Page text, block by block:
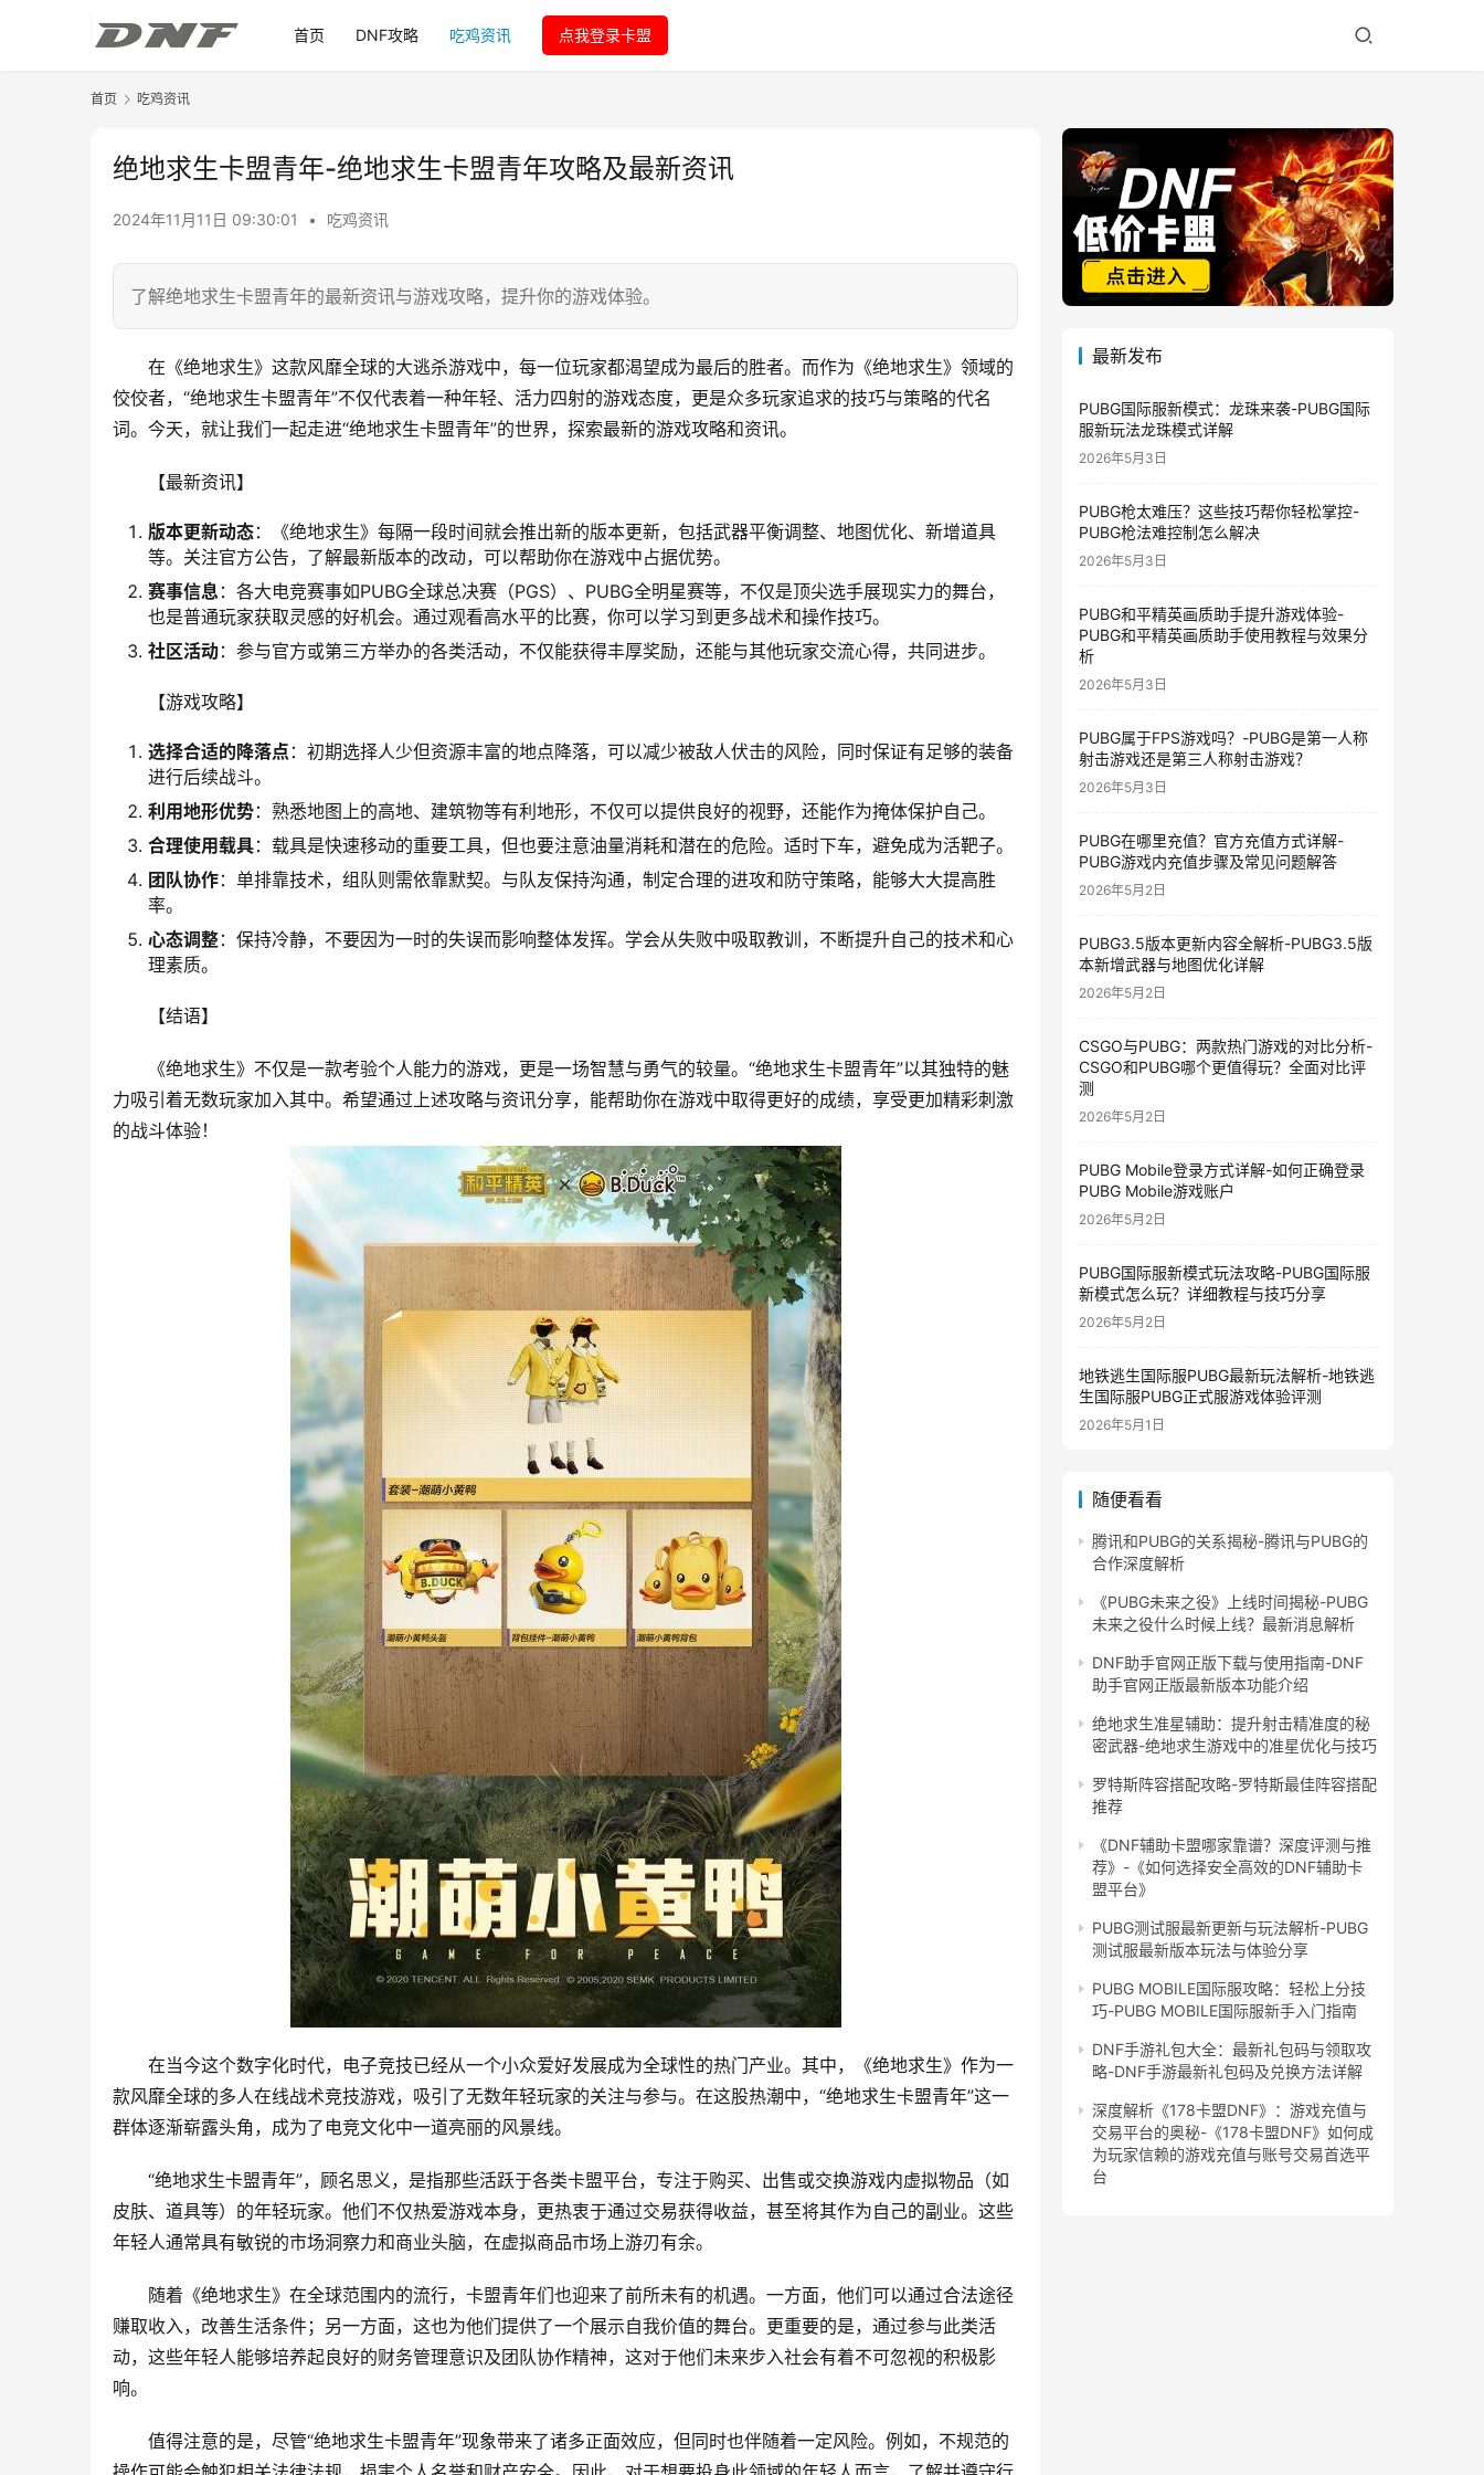
首页 DNF攻略 吃鸡资讯 点我登录卡盟
首页 吃鸡资讯
绝地求生卡盟青年-绝地求生卡盟青年攻略及最新资讯
2024年11月11日 09:30:01 • 吃鸡资讯
了解绝地求生卡盟青年的最新资讯与游戏攻略，提升你的游戏体验。
在《绝地求生》这款风靡全球的大逃杀游戏中，每一位玩家都渴望成为最后的胜者。而作为《绝地求生》领域的
佼佼者，“绝地求生卡盟青年”不仅代表着一种年轻、活力四射的游戏态度，更是众多玩家追求的技巧与策略的代名
词。今天，就让我们一起走进“绝地求生卡盟青年”的世界，探索最新的游戏攻略和资讯。
【最新资讯】
版本更新动态：《绝地求生》每隔一段时间就会推出新的版本更新，包括武器平衡调整、地图优化、新增道具
等。关注官方公告，了解最新版本的改动，可以帮助你在游戏中占据优势。
赛事信息：各大电竞赛事如PUBG全球总决赛（PGS）、PUBG全明星赛等，不仅是顶尖选手展现实力的舞台，
也是普通玩家获取灵感的好机会。通过观看高水平的比赛，你可以学习到更多战术和操作技巧。
社区活动：参与官方或第三方举办的各类活动，不仅能获得丰厚奖励，还能与其他玩家交流心得，共同进步。
【游戏攻略】
选择合适的降落点 ：初期选择人少但资源丰富的地点降落，可以减少被敌人伏击的风险，同时保证有足够的装备
进行后续战斗。
利用地形优势：熟悉地图上的高地、建筑物等有利地形，不仅可以提供良好的视野，还能作为掩体保护自己。
合理使用载具：载具是快速移动的重要工具，但也要注意油量消耗和潜在的危险。适时下车，避免成为活靶子。
团队协作：单排靠技术，组队则需依靠默契。与队友保持沟通，制定合理的进攻和防守策略，能够大大提高胜
率。
心态调整：保持冷静，不要因为一时的失误而影响整体发挥。学会从失败中吸取教训，不断提升自己的技术和心
理素质。
【结语】
《绝地求生》不仅是一款考验个人能力的游戏，更是一场智慧与勇气的较量。“绝地求生卡盟青年”以其独特的魅
力吸引着无数玩家加入其中。希望通过上述攻略与资讯分享，能帮助你在游戏中取得更好的成绩，享受更加精彩刺激
的战斗体验！
在当今这个数字化时代，电子竞技已经从一个小众爱好发展成为全球性的热门产业。其中，《绝地求生》作为一
款风靡全球的多人在线战术竞技游戏，吸引了无数年轻玩家的关注与参与。在这股热潮中，“绝地求生卡盟青年”这一
群体逐渐崭露头角，成为了电竞文化中一道亮丽的风景线。
“绝地求生卡盟青年”，顾名思义，是指那些活跃于各类卡盟平台，专注于购买、出售或交换游戏内虚拟物品（如
皮肤、道具等）的年轻玩家。他们不仅热爱游戏本身，更热衷于通过交易获得收益，甚至将其作为自己的副业。这些
年轻人通常具有敏锐的市场洞察力和商业头脑，在虚拟商品市场上游刃有余。
随着《绝地求生》在全球范围内的流行，卡盟青年们也迎来了前所未有的机遇。一方面，他们可以通过合法途径
赚取收入，改善生活条件；另一方面，这也为他们提供了一个展示自我价值的舞台。更重要的是，通过参与此类活
动，这些年轻人能够培养起良好的财务管理意识及团队协作精神，这对于他们未来步入社会有着不可忽视的积极影
响。
值得注意的是，尽管“绝地求生卡盟青年”现象带来了诸多正面效应，但同时也伴随着一定风险。例如，不规范的
最新发布
PUBG国际服新模式：龙珠来袭-PUBG国际
服新玩法龙珠模式详解
2026年5月3日
PUBG枪太难压？这些技巧帮你轻松掌控-
PUBG枪法难控制怎么解决
2026年5月3日
PUBG和平精英画质助手提升游戏体验-
PUBG和平精英画质助手使用教程与效果分
析
2026年5月3日
PUBG属于FPS游戏吗？-PUBG是第一人称
射击游戏还是第三人称射击游戏？
2026年5月3日
PUBG在哪里充值？官方充值方式详解-
PUBG游戏内充值步骤及常见问题解答
2026年5月2日
PUBG3.5版本更新内容全解析-PUBG3.5版
本新增武器与地图优化详解
2026年5月2日
CSGO与PUBG：两款热门游戏的对比分析-
CSGO和PUBG哪个更值得玩？全面对比评
测
2026年5月2日
PUBG Mobile登录方式详解-如何正确登录
PUBG Mobile游戏账户
2026年5月2日
PUBG国际服新模式玩法攻略-PUBG国际服
新模式怎么玩？详细教程与技巧分享
2026年5月2日
地铁逃生国际服PUBG最新玩法解析-地铁逃
生国际服PUBG正式服游戏体验评测
2026年5月1日
随便看看
腾讯和PUBG的关系揭秘-腾讯与PUBG的
合作深度解析
《PUBG未来之役》上线时间揭秘-PUBG
未来之役什么时候上线？最新消息解析
DNF助手官网正版下载与使用指南-DNF
助手官网正版最新版本功能介绍
绝地求生准星辅助：提升射击精准度的秘
密武器-绝地求生游戏中的准星优化与技巧
罗特斯阵容搭配攻略-罗特斯最佳阵容搭配
推荐
《DNF辅助卡盟哪家靠谱？深度评测与推
荐》-《如何选择安全高效的DNF辅助卡
盟平台》
PUBG测试服最新更新与玩法解析-PUBG
测试服最新版本玩法与体验分享
PUBG MOBILE国际服攻略：轻松上分技
巧-PUBG MOBILE国际服新手入门指南
DNF手游礼包大全：最新礼包码与领取攻
略-DNF手游最新礼包码及兑换方法详解
深度解析《178卡盟DNF》：游戏充值与
交易平台的奥秘-《178卡盟DNF》如何成
为玩家信赖的游戏充值与账号交易首选平
台